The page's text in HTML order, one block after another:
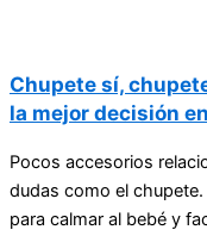
Chupete sí,
la mejor decisión
Pocos accesorios
dudas como el
para calmar al bebé y